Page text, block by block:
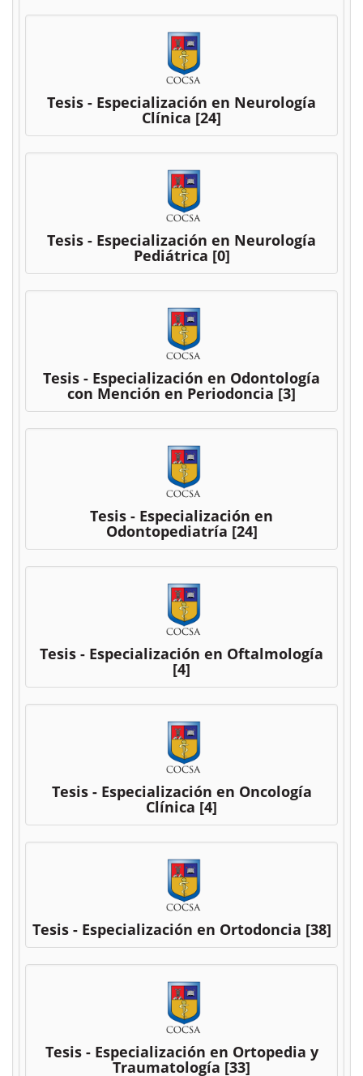
Tesis - Especialización en Neurología
Clínica [24]
Tesis - Especialización en Neurología
Pediátrica [0]
Tesis - Especialización en Odontología
con Mención en Periodoncia [3]
Tesis - Especialización en
Odontopediatría [24]
Tesis - Especialización en Oftalmología
[4]
Tesis - Especialización en Oncología
Clínica [4]
Tesis - Especialización en Ortodoncia [38]
Tesis - Especialización en Ortopedia y
Traumatología [33]